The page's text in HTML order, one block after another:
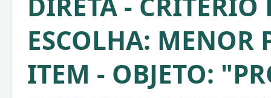
ESCOLHA: MENOR
ITEM - OBJETO: